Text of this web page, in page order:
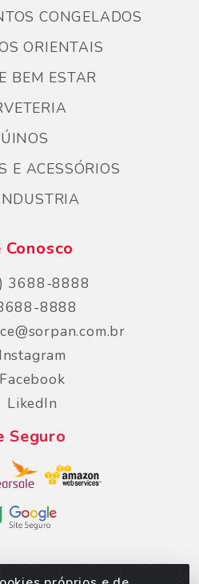
CONGELADOS
ORIENTAIS
BEM ESTAR
E ACESSÓRIOS
Conosco
3688-8888
8888
Instagram
Facebook
LikedIn
Seguro